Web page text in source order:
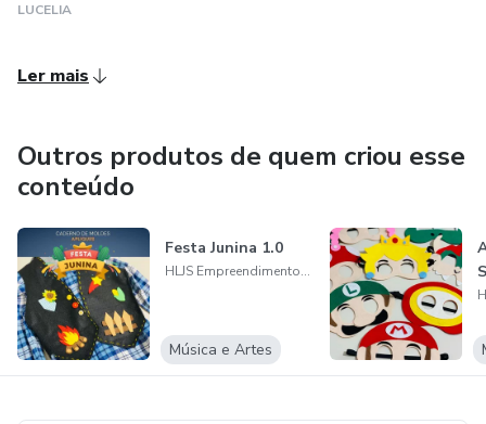
LUCELIA
Ler mais
Outros produtos de quem criou esse
conteúdo
Festa Junina 1.0
HLJS Empreendimentos Ltda
Música e Artes